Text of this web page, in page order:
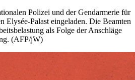
Polizei und der Gendarmerie für
Elysée-Palast eingeladen. Die Beamten
als Folge der Anschläge
(AFP/jW)